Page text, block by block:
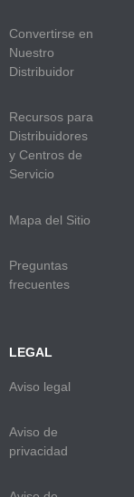
Convertirse en
Nuestro
Distribuidor
Recursos para
Distribuidores
y Centros de
Servicio
Mapa del Sitio
Preguntas
frecuentes
LEGAL
Aviso legal
Aviso de
privacidad